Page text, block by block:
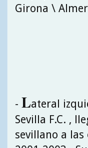
Girona \
- Lateral
Sevilla F.C. ,
sevillano a